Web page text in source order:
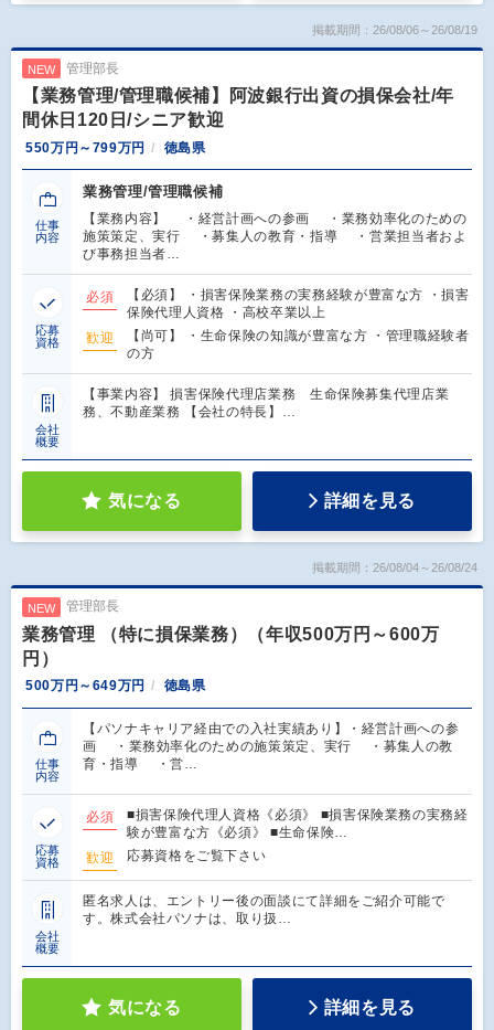
掲載期間：26/08/06～26/08/19
NEW 管理部長
【業務管理/管理職候補】阿波銀行出資の損保会社/年
間休日120日/シニア歓迎
550万円～799万円 徳島県
仕事
内容
業務管理/管理職候補
【業務内容】 ・経営計画への参画 ・業務効率化のための
施策策定、実行 ・募集人の教育・指導 ・営業担当者およ
び事務担当者…
応募
資格
必須
【必須】 ・損害保険業務の実務経験が豊富な方 ・損害
保険代理人資格 ・高校卒業以上
歓迎
【尚可】 ・生命保険の知識が豊富な方 ・管理職経験者
の方
会社
概要
【事業内容】 損害保険代理店業務 生命保険募集代理店業
務、不動産業務 【会社の特長】…
気になる 詳細を見る
掲載期間：26/08/04～26/08/24
NEW 管理部長
業務管理 （特に損保業務）（年収500万円～600万
円）
500万円～649万円 徳島県
仕事
内容
【パソナキャリア経由での入社実績あり】・経営計画への参
画 ・業務効率化のための施策策定、実行 ・募集人の教
育・指導 ・営…
応募
資格
必須
■損害保険代理人資格《必須》 ■損害保険業務の実務経
験が豊富な方《必須》 ■生命保険…
歓迎
応募資格をご覧下さい
会社
概要
匿名求人は、エントリー後の面談にて詳細をご紹介可能で
す。株式会社パソナは、取り扱…
気になる 詳細を見る